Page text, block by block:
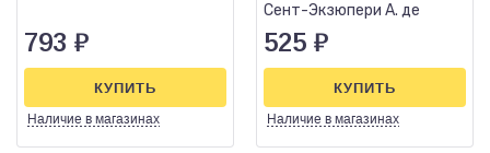
793 ₽
Наличие в магазинах
КУПИТЬ
Сент-Экзюпери А. де
525 ₽
Наличие в магазинах
КУПИТЬ